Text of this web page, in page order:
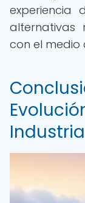
experiencia
alternativas
con el medio